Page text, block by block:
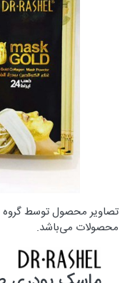
تصاویر محصول توسط گروه
محصولات می‌باشد.